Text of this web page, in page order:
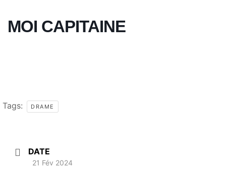
MOI CAPITAINE
Tags: DRAME
DATE
21 Fév 2024